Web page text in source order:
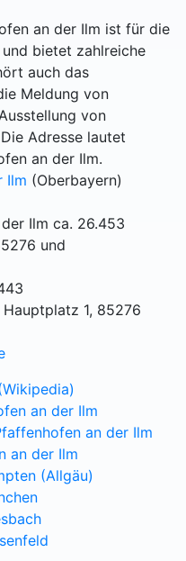
an der Ilm ist für die
bietet zahlreiche
auch das
Meldung von
von
Adresse lautet
an der Ilm.
Ilm (Oberbayern)
Ilm ca. 26.453
und
1, 85276
an der Ilm
an der Ilm
an der Ilm
(Allgäu)